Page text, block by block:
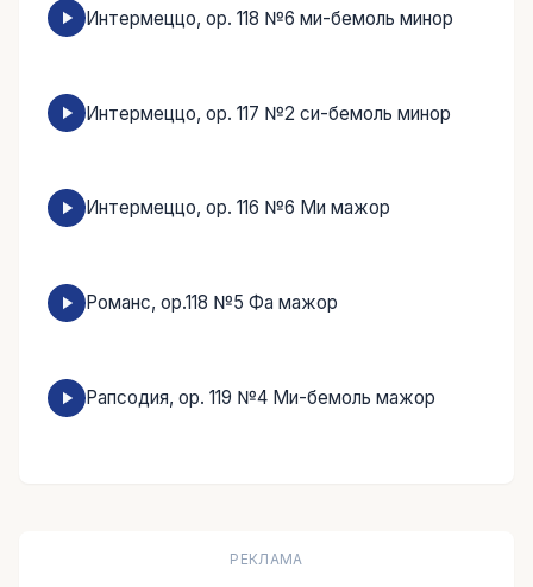
Интермеццо, ор. 118 №6 ми-бемоль минор
Интермеццо, ор. 117 №2 си-бемоль минор
Интермеццо, ор. 116 №6 Ми мажор
Романс, ор.118 №5 Фа мажор
Рапсодия, ор. 119 №4 Ми-бемоль мажор
РЕКЛАМА